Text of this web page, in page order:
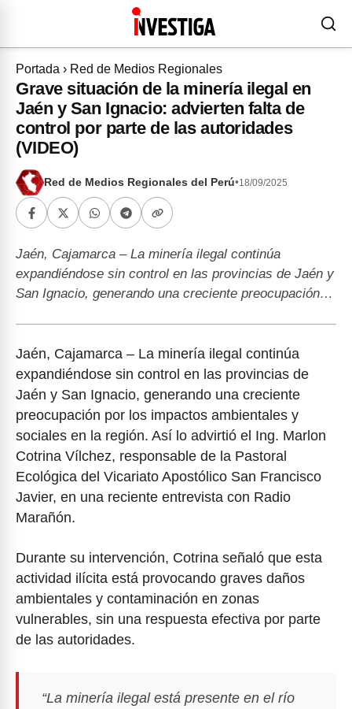
Portada › Red de Medios Regionales
Grave situación de la minería ilegal en
Jaén y San Ignacio: advierten falta de
control por parte de las autoridades
(VIDEO)
Red de Medios Regionales del Perú•18/09/2025
Jaén, Cajamarca – La minería ilegal continúa
expandiéndose sin control en las provincias de Jaén y
San Ignacio, generando una creciente preocupación…
Jaén, Cajamarca – La minería ilegal continúa
expandiéndose sin control en las provincias de
Jaén y San Ignacio, generando una creciente
preocupación por los impactos ambientales y
sociales en la región. Así lo advirtió el Ing. Marlon
Cotrina Vílchez, responsable de la Pastoral
Ecológica del Vicariato Apostólico San Francisco
Javier, en una reciente entrevista con Radio
Marañón.
Durante su intervención, Cotrina señaló que esta
actividad ilícita está provocando graves daños
ambientales y contaminación en zonas
vulnerables, sin una respuesta efectiva por parte
de las autoridades.
“La minería ilegal está presente en el río